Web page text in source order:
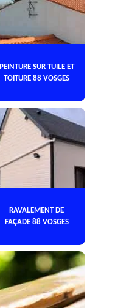
PEINTURE SUR TUILE ET
TOITURE 88 VOSGES
RAVALEMENT DE
FAÇADE 88 VOSGES